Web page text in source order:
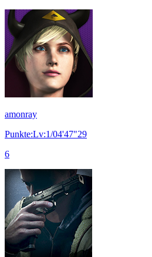
amonray
Punkte:Lv:1/04'47"29
6